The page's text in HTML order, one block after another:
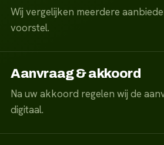
Wij vergelijken meerdere
voorstel.
Aanvraag & akkoord
Na uw akkoord regelen wij de
digitaal.